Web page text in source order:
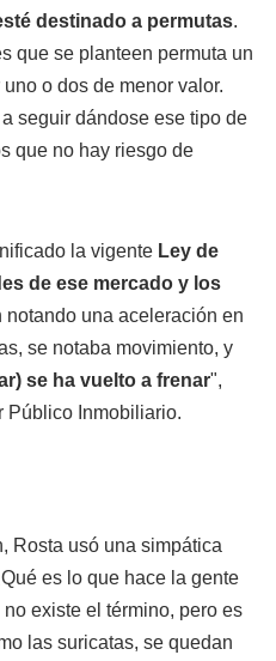
destinado a permutas.
que se planteen permuta un
o dos de menor valor.
seguir dándose ese tipo de
que no hay riesgo de
la vigente Ley de
de ese mercado y los
notando una aceleración en
se notaba movimiento, y
se ha vuelto a frenar",
Público Inmobiliario.
Rosta usó una simpática
es lo que hace la gente
existe el término, pero es
las suricatas, se quedan